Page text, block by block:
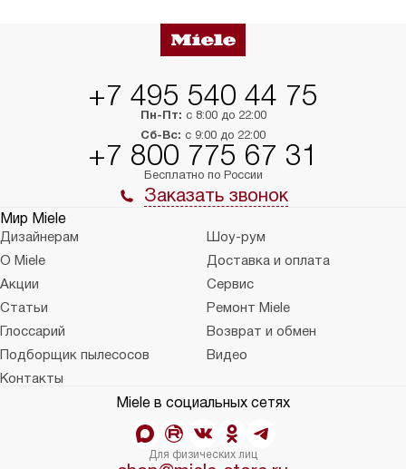
+7 495 540 44 75
Пн-Пт: с 8:00 до 22:00
Сб-Вс: с 9:00 до 22:00
+7 800 775 67 31
Бесплатно по России
Заказать звонок
Мир Miele
Дизайнерам
Шоу-рум
О Miele
Доставка и оплата
Акции
Сервис
Статьи
Ремонт Miele
Глоссарий
Возврат и обмен
Подборщик пылесосов
Видео
Контакты
Miele в социальных сетях
Для физических лиц